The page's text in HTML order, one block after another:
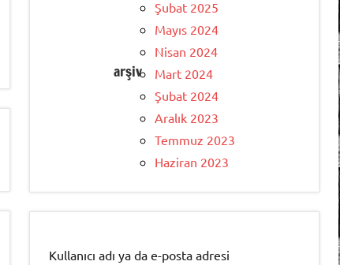
arşiv
Şubat 2025
Mayıs 2024
Nisan 2024
Mart 2024
Şubat 2024
Aralık 2023
Temmuz 2023
Haziran 2023
Kullanıcı adı ya da e-posta adresi